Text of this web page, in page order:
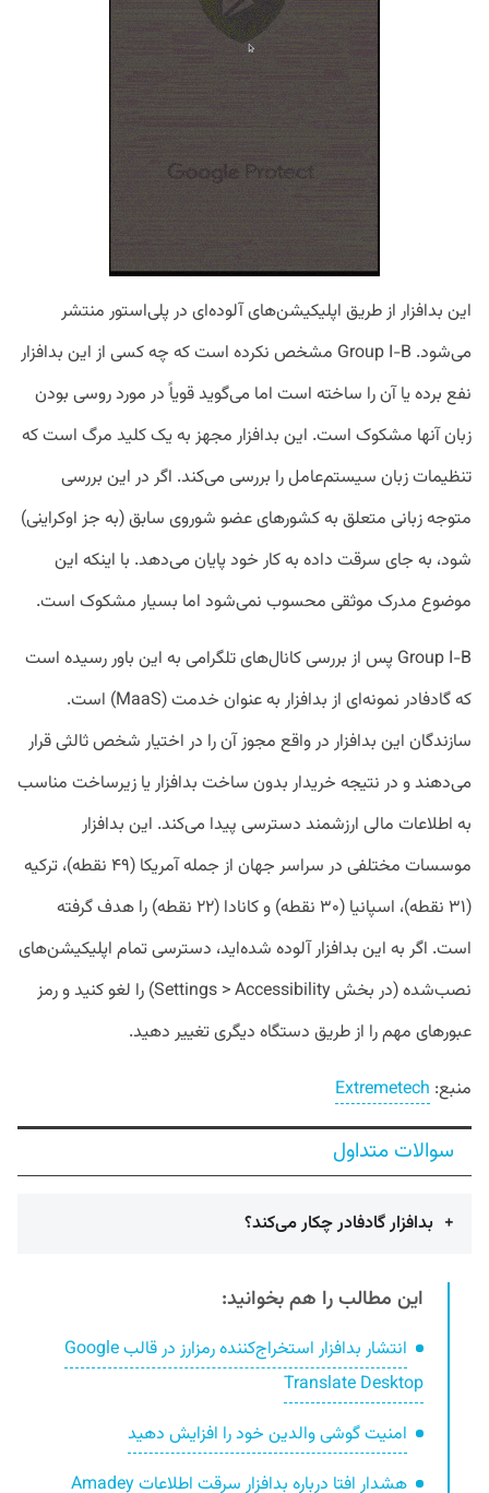
این بدافزار از طریق اپلیکیشن‌های آلوده‌ای در پلی‌استور منتشر
می‌شود. Group I-B مشخص نکرده است که چه کسی از این بدافزار
نفع برده یا آن را ساخته است اما می‌گوید قویاً در مورد روسی بودن
زبان آنها مشکوک است. این بدافزار مجهز به یک کلید مرگ است که
تنظیمات زبان سیستم‌عامل را بررسی می‌کند. اگر در این بررسی
متوجه زبانی متعلق به کشور‌های عضو شوروی سابق (به جز اوکراینی)
شود، به جای سرقت داده به کار خود پایان می‌دهد. با اینکه این
موضوع مدرک موثقی محسوب نمی‌شود اما بسیار مشکوک است.
Group I-B پس از بررسی کانال‌های تلگرامی به این باور رسیده است
که گادفادر نمونه‌ای از بدافزار به عنوان خدمت (MaaS) است.
سازندگان این بدافزار در واقع مجوز آن را در اختیار شخص ثالثی قرار
می‌دهند و در نتیجه خریدار بدون ساخت بدافزار یا زیرساخت مناسب
به اطلاعات مالی ارزشمند دسترسی پیدا می‌کند. این بدافزار
موسسات مختلفی در سراسر جهان از جمله آمریکا (۴۹ نقطه)، ترکیه
(۳۱ نقطه)، اسپانیا (۳۰ نقطه) و کانادا (۲۲ نقطه) را هدف گرفته
است. اگر به این بدافزار آلوده شده‌اید، دسترسی تمام اپلیکیشن‌های
نصب‌شده (در بخش Settings > Accessibility) را لغو کنید و رمز
عبورهای مهم را از طریق دستگاه دیگری تغییر دهید.
منبع: Extremetech
سوالات متداول
بدافزار گادفادر چکار می‌کند؟
این مطالب را هم بخوانید:
انتشار بدافزار استخراج‌کننده رمزارز در قالب Google
Translate Desktop
امنیت گوشی والدین خود را افزایش دهید
هشدار افتا درباره بدافزار سرقت اطلاعات Amadey